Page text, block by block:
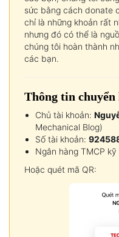
sức bằng cách donate
chỉ là những khoản rất
nhưng đó có thể là
chúng tôi hoàn thành
các bạn.
Thông tin chuyển
Chủ tài khoản:
Mechanical Blog)
Số tài khoản:
Ngân hàng TMCP
Hoặc quét mã QR: